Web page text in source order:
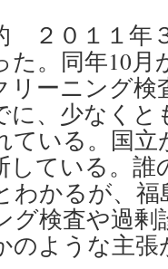
２０１１年
た。同年10月
リーニング検
に、少なく
ている。国
している。誰
わかるが、
グ検査や過
のような主